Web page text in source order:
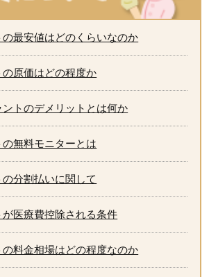
の最安値はどのくらいなのか
の原価はどの程度か
トのデメリットとは何か
無料モニターとは
分割払いに関して
が医療費控除される条件
の料金相場はどの程度なのか